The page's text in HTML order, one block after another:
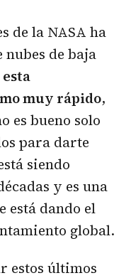
de la NASA ha
nubes de baja
esta
muy rápido,
es bueno solo
para darte
siendo
y es una
está dando el
global.
estos últimos